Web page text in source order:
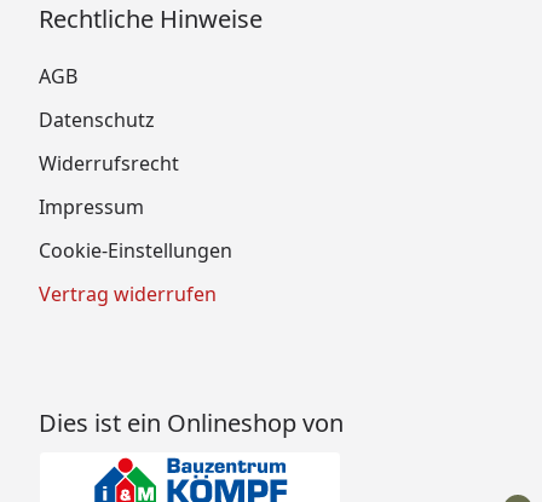
Rechtliche Hinweise
AGB
Datenschutz
Widerrufsrecht
Impressum
Cookie-Einstellungen
Vertrag widerrufen
Dies ist ein Onlineshop von